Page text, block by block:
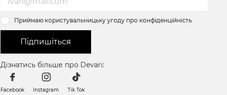
Приймаю користувальницьку угоду про конфіденційність
Підпишіться
Дізнатись більше про Devari:
Facebook Instagram Tik Tok